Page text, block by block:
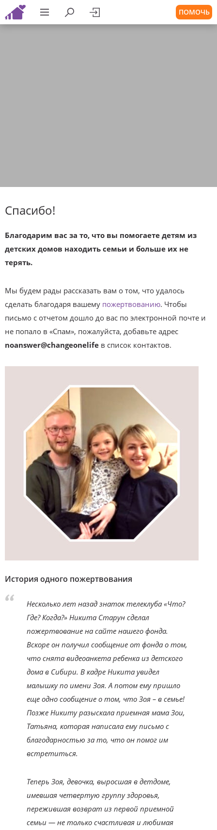
ПОМОЧЬ
Спасибо!
Благодарим вас за то, что вы помогаете детям из
детских домов находить семьи и больше их не
терять.
Мы будем рады рассказать вам о том, что удалось
сделать благодаря вашему пожертвованию. Чтобы
письмо с отчетом дошло до вас по электронной почте и
не попало в «Спам», пожалуйста, добавьте адрес
noanswer@changeonelife в список контактов.
История одного пожертвования
Несколько лет назад знаток телеклуба «Что?
Где? Когда?» Никита Старун сделал
пожертвование на сайте нашего фонда.
Вскоре он получил сообщение от фонда о том,
что снята видеоанкета ребенка из детского
дома в Сибири. В кадре Никита увидел
малышку по имени Зоя. А потом ему пришло
еще одно сообщение о том, что Зоя – в семье!
Позже Никиту разыскала приемная мама Зои,
Татьяна, которая написала ему письмо с
благодарностью за то, что он помог им
встретиться.
Теперь Зоя, девочка, выросшая в детдоме,
имевшая четвертую группу здоровья,
пережившая возврат из первой приемной
семьи — не только счастливая и любимая